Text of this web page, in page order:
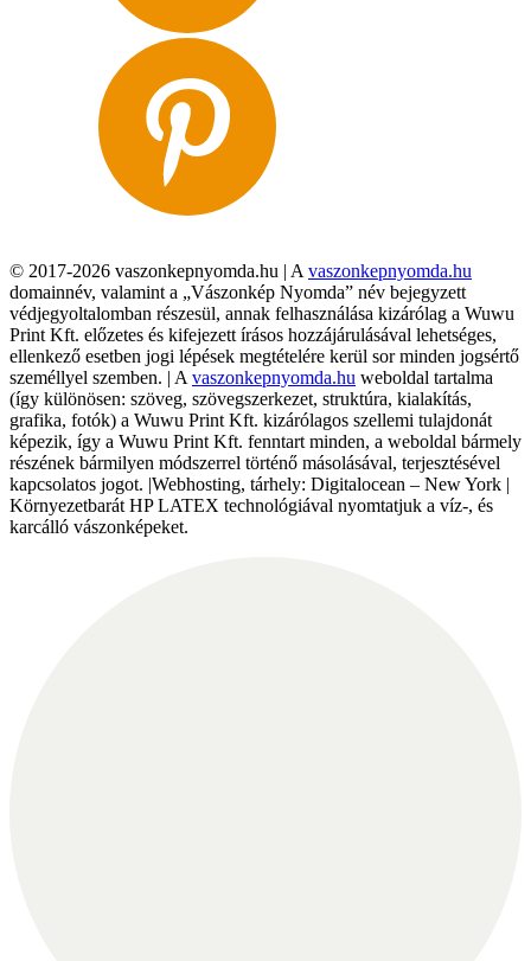
© 2017-2026 vaszonkepnyomda.hu | A vaszonkepnyomda.hu
domainnév, valamint a „Vászonkép Nyomda” név bejegyzett
védjegyoltalomban részesül, annak felhasználása kizárólag a Wuwu
Print Kft. előzetes és kifejezett írásos hozzájárulásával lehetséges,
ellenkező esetben jogi lépések megtételére kerül sor minden jogsértő
személlyel szemben. | A vaszonkepnyomda.hu weboldal tartalma
(így különösen: szöveg, szövegszerkezet, struktúra, kialakítás,
grafika, fotók) a Wuwu Print Kft. kizárólagos szellemi tulajdonát
képezik, így a Wuwu Print Kft. fenntart minden, a weboldal bármely
részének bármilyen módszerrel történő másolásával, terjesztésével
kapcsolatos jogot. |Webhosting, tárhely: Digitalocean – New York |
Környezetbarát HP LATEX technológiával nyomtatjuk a víz-, és
karcálló vászonképeket.